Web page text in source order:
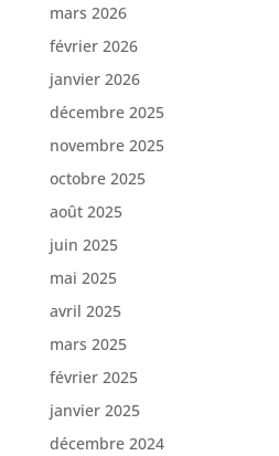
mars 2026
février 2026
janvier 2026
décembre 2025
novembre 2025
octobre 2025
août 2025
juin 2025
mai 2025
avril 2025
mars 2025
février 2025
janvier 2025
décembre 2024